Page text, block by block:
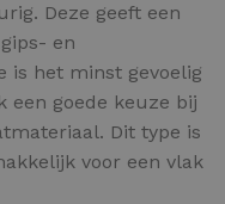
Deze geeft een
en
is het minst gevoelig
een goede keuze bij
Dit type is
voor een vlak